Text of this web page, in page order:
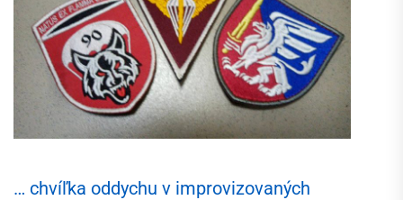
… chvíľka oddychu v improvizovaných